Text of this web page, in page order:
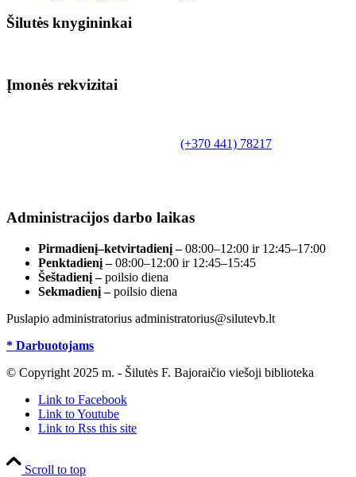
Šilutės knygininkai
Įmonės rekvizitai
(+370 441) 78217
Administracijos darbo laikas
Pirmadienį–ketvirtadienį –08:00–12:00 ir 12:45–17:00
Penktadienį –08:00–12:00 ir 12:45–15:45
Šeštadienį –poilsio diena
Sekmadienį –poilsio diena
Puslapio administratorius administratorius@silutevb.lt
* Darbuotojams
© Copyright 2025 m. - Šilutės F. Bajoraičio viešoji biblioteka
Link to Facebook
Link to Youtube
Link to Rss this site
Scroll to top